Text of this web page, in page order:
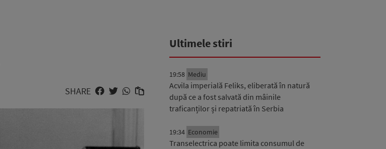
SHARE
Ultimele stiri
19:58 Mediu
Acvila imperială Feliks, eliberată în natură
după ce a fost salvată din mâinile
traficanților și repatriată în Serbia
19:34 Economie
Transelectrica poate limita consumul de